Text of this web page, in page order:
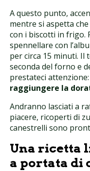
A questo punto,
mentre si aspetta
con i biscotti in frigo.
spennellare con
per circa 15 minuti. Il
seconda del forno e
prestateci attenzione:
raggiungere la
Andranno lasciati a
piacere, ricoperti di
canestrelli sono
Una ricetta
a portata di